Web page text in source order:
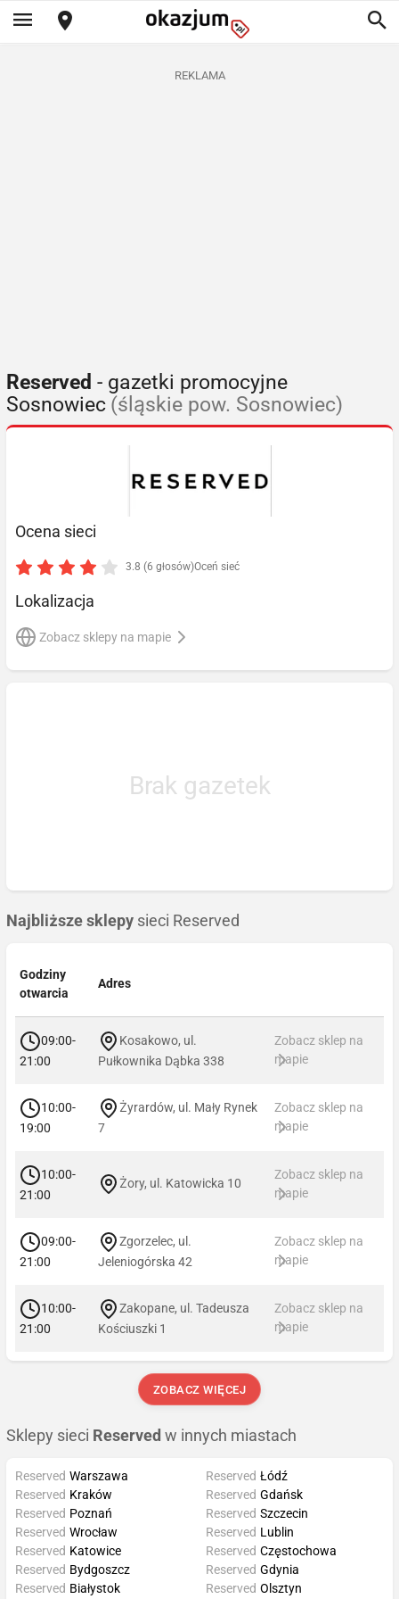
REKLAMA
Reserved - gazetki promocyjne
Sosnowiec (śląskie pow. Sosnowiec)
Ocena sieci
3.8 (6 głosów)Oceń sieć
Lokalizacja
Zobacz sklepy na mapie
Brak gazetek
Najbliższe sklepy sieci Reserved
Godziny
otwarcia
Adres
09:00-
21:00
Kosakowo, ul.
Pułkownika Dąbka 338
Zobacz sklep na
mapie
10:00-
19:00
Żyrardów, ul. Mały Rynek
7
Zobacz sklep na
mapie
10:00-
21:00
Żory, ul. Katowicka 10
Zobacz sklep na
mapie
09:00-
21:00
Zgorzelec, ul.
Jeleniogórska 42
Zobacz sklep na
mapie
10:00-
21:00
Zakopane, ul. Tadeusza
Kościuszki 1
Zobacz sklep na
mapie
ZOBACZ WIĘCEJ
Sklepy sieci Reserved w innych miastach
Reserved Warszawa
Reserved Kraków
Reserved Poznań
Reserved Wrocław
Reserved Łódź
Reserved Gdańsk
Reserved Szczecin
Reserved Lublin
Reserved Katowice
Reserved Bydgoszcz
Reserved Białystok
Reserved Częstochowa
Reserved Gdynia
Reserved Olsztyn